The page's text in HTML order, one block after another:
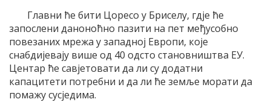
Главни ће бити Цоресо у Бриселу, гдје ће
запослени даноноћно пазити на пет међусобно
повезаних мрежа у западној Европи, које
снабдијевају више од 40 одсто становништва ЕУ.
Центар ће савјетовати да ли су додатни
капацитети потребни и да ли ће земље морати да
помажу сусједима.